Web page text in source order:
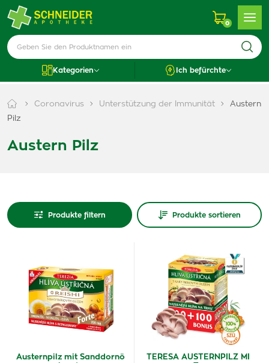
0
Kategorien Ich befürchte
Coronavirus Unterstützung der Immunität
Austern
Pilz
Austern Pilz
Produkte filtern Produkte sortieren
Austernpilz mit Sanddornö
TERESA AUSTERNPILZ MI